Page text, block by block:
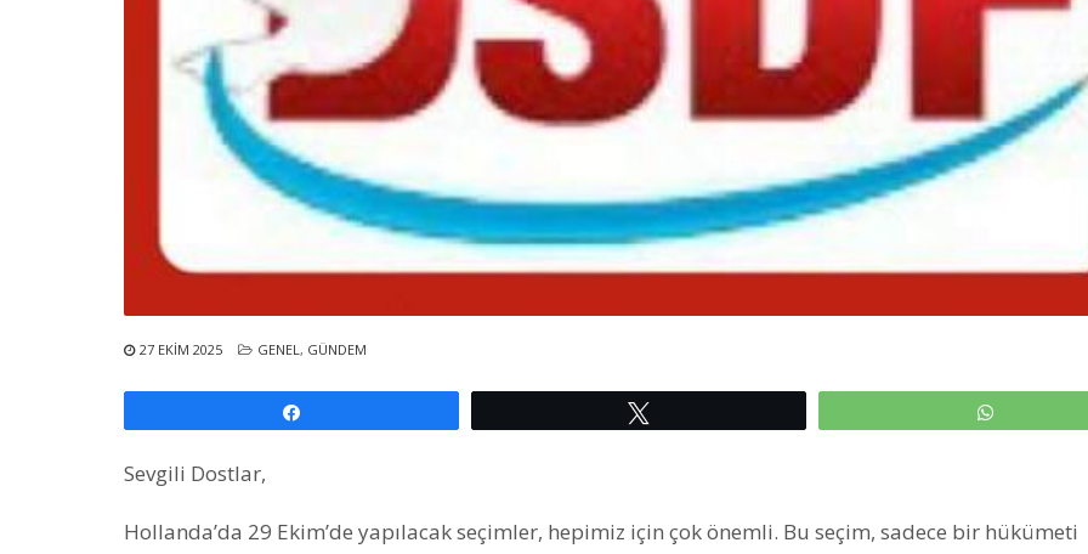
27 EKIM 2025 GENEL , GÜNDEM
Sevgili Dostlar,
Hollanda’da 29 Ekim’de yapılacak seçimler, hepimiz için çok önemli. Bu seçim, sadece bir hükümeti